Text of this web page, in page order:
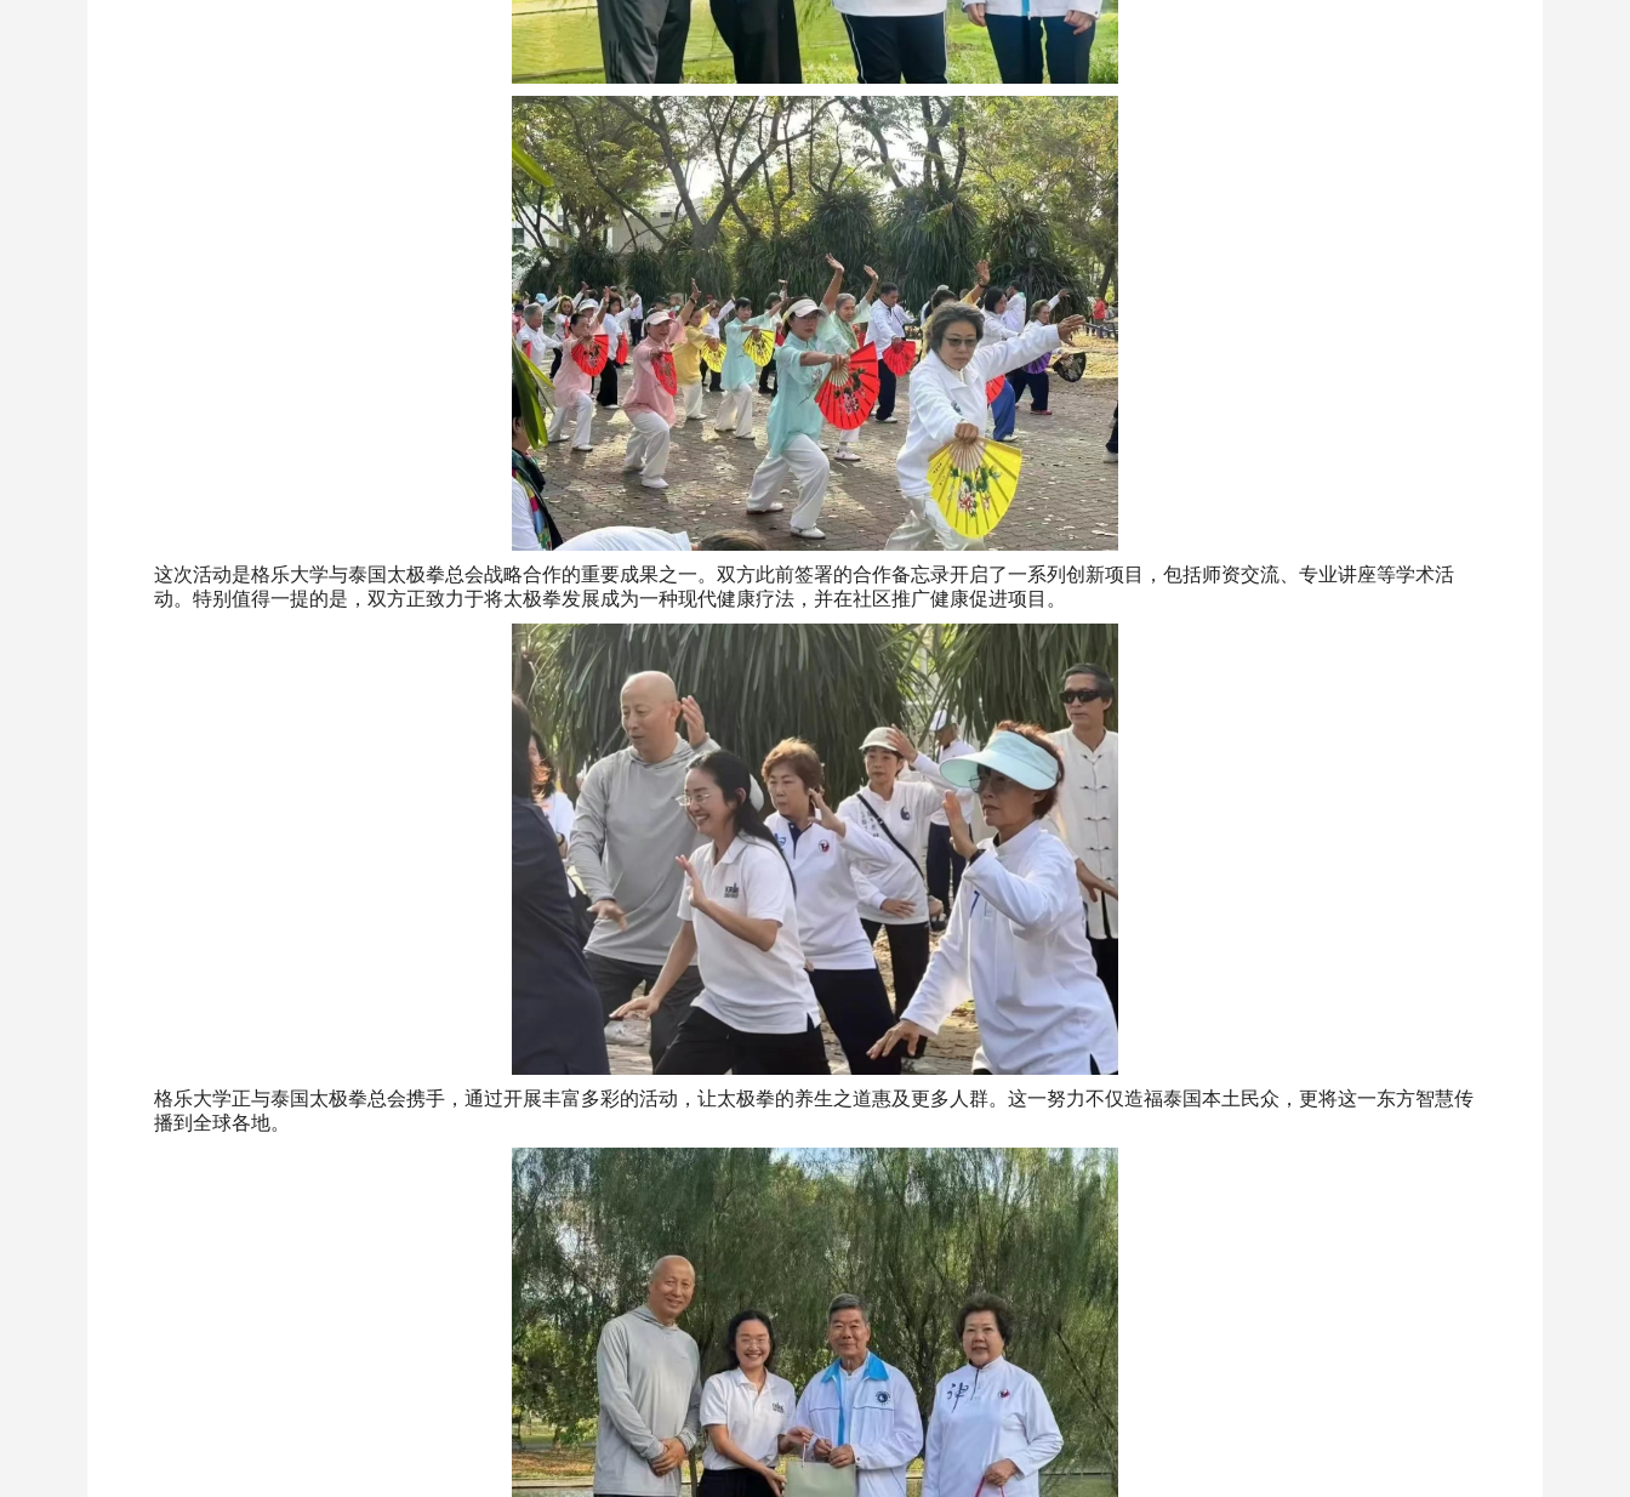
这次活动是格乐大学与泰国太极拳总会战略合作的重要成果之一。双方此前签署的合作备忘录开启了一系列创新项目，包括师资交流、专业讲座等学术活
动。特别值得一提的是，双方正致力于将太极拳发展成为一种现代健康疗法，并在社区推广健康促进项目。
格乐大学正与泰国太极拳总会携手，通过开展丰富多彩的活动，让太极拳的养生之道惠及更多人群。这一努力不仅造福泰国本土民众，更将这一东方智慧传
播到全球各地。